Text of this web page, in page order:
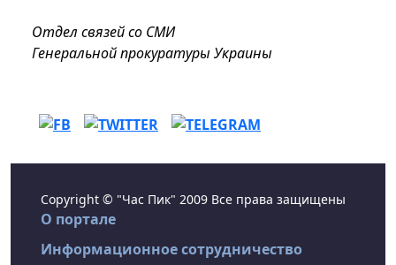
Отдел связей со СМИ
Генеральной прокуратуры Украины
Copyright © "Час Пик" 2009 Все права защищены
О портале
Информационное сотрудничество